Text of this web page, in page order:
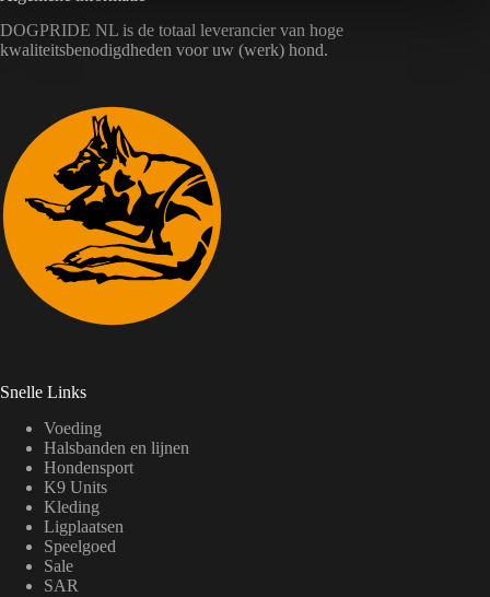
DOGPRIDE NL is de totaal leverancier van hoge
kwaliteitsbenodigdheden voor uw (werk) hond.
Snelle Links
Voeding
Halsbanden en lijnen
Hondensport
K9 Units
Kleding
Ligplaatsen
Speelgoed
Sale
SAR